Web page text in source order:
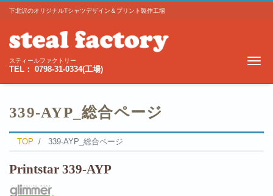
下北沢のオリジナルTシャツデザイン＆プリント製作工場
スティールファクトリー
TEL： 0798-31-0334(工場)
339-AYP_総合ページ
TOP 339-AYP_総合ページ
Printstar 339-AYP